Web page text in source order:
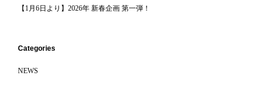
【1月6日より】2026年 新春企画 第一弾！
Categories
NEWS